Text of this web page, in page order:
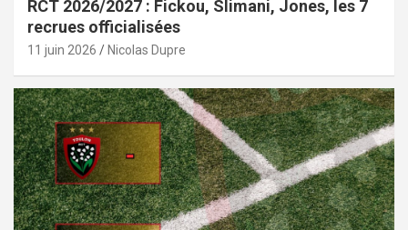
RCT 2026/2027 : Fickou, Slimani, Jones, les 7
recrues officialisées
11 juin 2026 Nicolas Dupre